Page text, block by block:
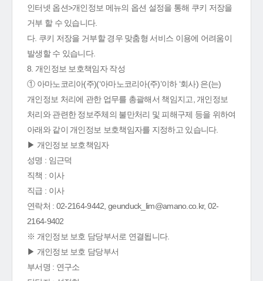
인터넷 옵션>개인정보 메뉴의 옵션 설정을 통해 쿠키 저장을
거부 할 수 있습니다.
다. 쿠키 저장을 거부할 경우 맞춤형 서비스 이용에 어려움이
발생할 수 있습니다.
8. 개인정보 보호책임자 작성
① 아마노코리아(주)(‘아마노코리아(주)’이하 ‘회사) 은(는)
개인정보 처리에 관한 업무를 총괄해서 책임지고, 개인정보
처리와 관련한 정보주체의 불만처리 및 피해구제 등을 위하여
아래와 같이 개인정보 보호책임자를 지정하고 있습니다.
▶ 개인정보 보호책임자
성명 : 임근덕
직책 : 이사
직급 : 이사
연락처 : 02-2164-9442, geunduck_lim@amano.co.kr, 02-
2164-9402
※ 개인정보 보호 담당부서로 연결됩니다.
▶ 개인정보 보호 담당부서
부서명 : 연구소